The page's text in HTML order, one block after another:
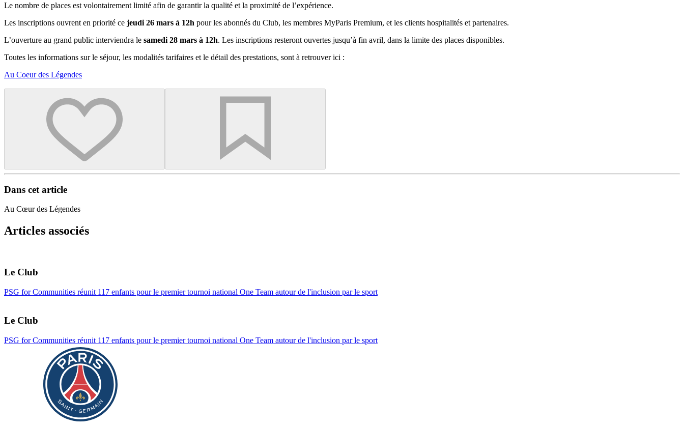
Le nombre de places est volontairement limité afin de garantir la qualité et la proximité de l’expérience.
Les inscriptions ouvrent en priorité ce jeudi 26 mars à 12h pour les abonnés du Club, les membres MyParis Premium, et les clients hospitalités et partenaires.
L’ouverture au grand public interviendra le samedi 28 mars à 12h. Les inscriptions resteront ouvertes jusqu’à fin avril, dans la limite des places disponibles.
Toutes les informations sur le séjour, les modalités tarifaires et le détail des prestations, sont à retrouver ici :
Au Coeur des Légendes
Dans cet article
Au Cœur des Légendes
Articles associés
Le Club
PSG for Communities réunit 117 enfants pour le premier tournoi national One Team autour de l'inclusion par le sport
Le Club
PSG for Communities réunit 117 enfants pour le premier tournoi national One Team autour de l'inclusion par le sport